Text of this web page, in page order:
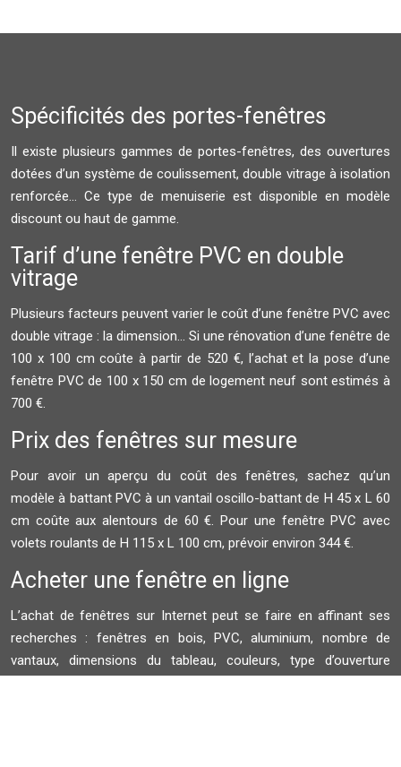
Spécificités des portes-fenêtres
Il existe plusieurs gammes de portes-fenêtres, des ouvertures
dotées d’un système de coulissement, double vitrage à isolation
renforcée… Ce type de menuiserie est disponible en modèle
discount ou haut de gamme.
Tarif d’une fenêtre PVC en double
vitrage
Plusieurs facteurs peuvent varier le coût d’une fenêtre PVC avec
double vitrage : la dimension... Si une rénovation d’une fenêtre de
100 x 100 cm coûte à partir de 520 €, l’achat et la pose d’une
fenêtre PVC de 100 x 150 cm de logement neuf sont estimés à
700 €.
Prix des fenêtres sur mesure
Pour avoir un aperçu du coût des fenêtres, sachez qu’un
modèle à battant PVC à un vantail oscillo-battant de H 45 x L 60
cm coûte aux alentours de 60 €. Pour une fenêtre PVC avec
volets roulants de H 115 x L 100 cm, prévoir environ 344 €.
Acheter une fenêtre en ligne
L’achat de fenêtres sur Internet peut se faire en affinant ses
recherches : fenêtres en bois, PVC, aluminium, nombre de
vantaux, dimensions du tableau, couleurs, type d’ouverture